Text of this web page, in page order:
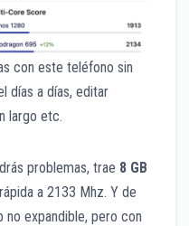
con este teléfono sin
días a días, editar
largo etc.
problemas, trae 8 GB
a 2133 Mhz. Y de
no expandible, pero con